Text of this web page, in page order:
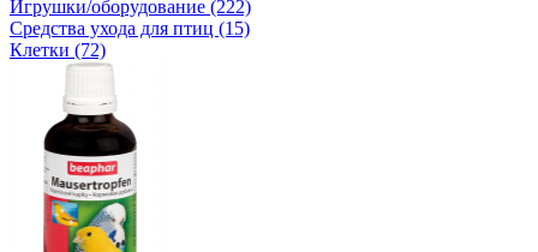
Игрушки/оборудование (222)
Средства ухода для птиц (15)
Клетки (72)